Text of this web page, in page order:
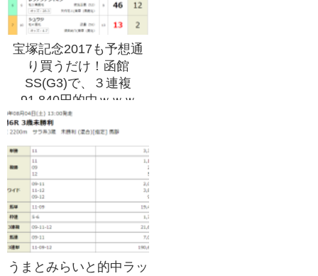
宝塚記念2017も予想通
り買うだけ！函館
SS(G3)で、３連複
91,840円的中ｗｗｗ
うまとみらいと的中ラッ